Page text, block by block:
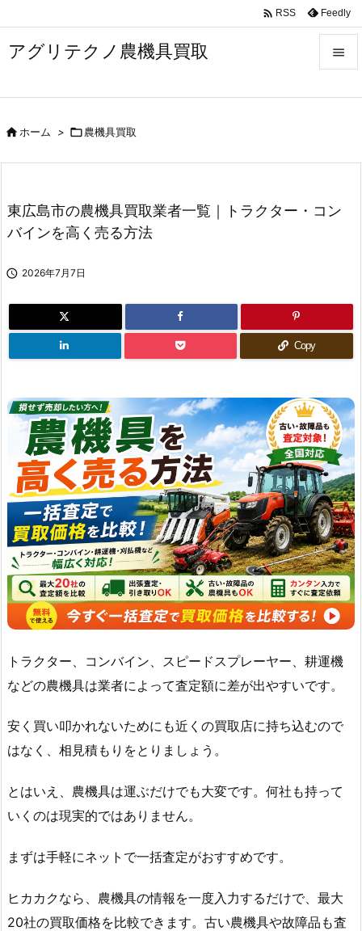
アグリテクノ農機具買取 


 RSS Feedly
ホーム > 農機具買取
東広島市の農機具買取業者一覧｜トラクター・コン
バインを高く売る方法
 2026年7月7日
Copy
トラクター、コンバイン、スピードスプレーヤー、耕運機
などの農機具は業者によって査定額に差が出やすいです。
安く買い叩かれないためにも近くの買取店に持ち込むので
はなく、相見積もりをとりましょう。
とはいえ、農機具は運ぶだけでも大変です。何社も持って
いくのは現実的ではありません。
まずは手軽にネットで一括査定がおすすめです。
ヒカカクなら、農機具の情報を一度入力するだけで、最大
20社の買取価格を比較できます。古い農機具や故障品も査